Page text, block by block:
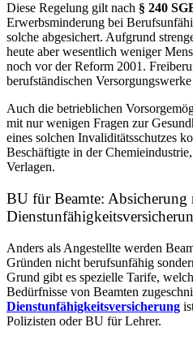
Diese Regelung gilt nach § 240
Erwerbsminderung bei
solche abgesichert. Aufgrund
heute aber wesentlich weniger
noch vor der Reform 2001.
berufständischen
Auch die betrieblichen
mit nur wenigen Fragen zur
eines solchen Invaliditäts­schutzes
Beschäftigte in der
Verlagen.
BU für Beamte: Absicherung
Anders als Angestellte werden
Gründen nicht berufsunfähig
Grund gibt es spezielle Tarife,
Bedürfnisse von Beamten
Dienstunfähigkeitsversicherung
Polizisten oder BU für Lehrer.